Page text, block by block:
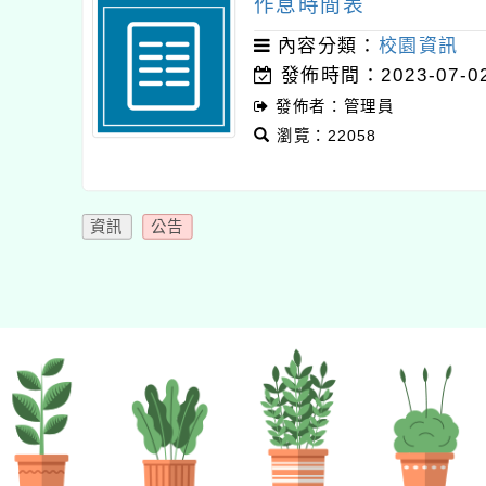
作息時間表
內容分類： 校園資訊
發佈時間：2023-07-
發佈者：管理員
瀏覽：22058
資訊 公告